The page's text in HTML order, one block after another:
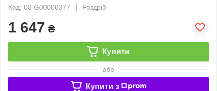
Код: 00-G00000377
Роздріб
1 647 ₴
Купити
або
Купити з